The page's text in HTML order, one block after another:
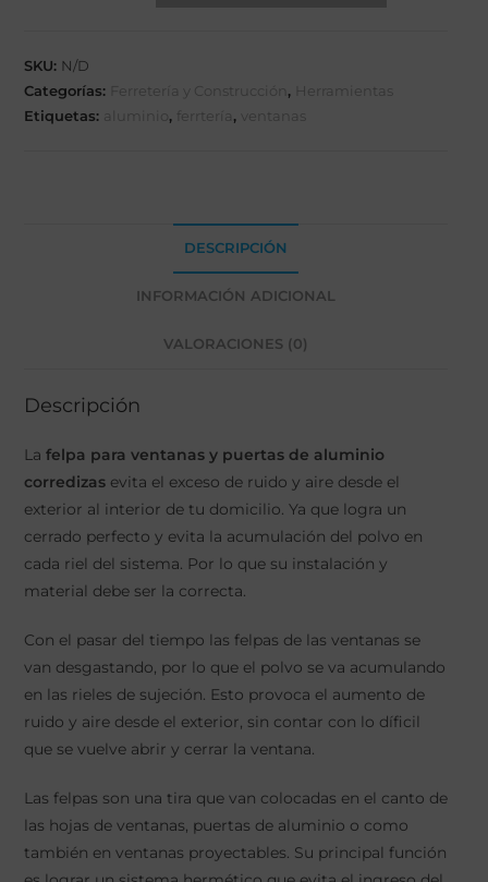
SKU: N/D
Categorías:
Ferretería y Construcción , Herramientas
Etiquetas: aluminio , ferrtería, ventanas
DESCRIPCIÓN
INFORMACIÓN ADICIONAL
VALORACIONES (0)
Descripción
La felpa para ventanas y puertas de aluminio
corredizasevita el exceso de ruido y aire desde el
exterior al interior de tu domicilio. Ya que logra un
cerrado perfecto y evita la acumulación del polvo en
cada riel del sistema. Por lo que su instalación y
material debe ser la correcta.
Con el pasar del tiempo las felpas de las ventanas se
van desgastando, por lo que el polvo se va acumulando
en las rieles de sujeción. Esto provoca el aumento de
ruido y aire desde el exterior, sin contar con lo díficil
que se vuelve abrir y cerrar la ventana.
Las felpas son una tira que van colocadas en el canto de
las hojas de ventanas, puertas de aluminio o como
también en ventanas proyectables. Su principal función